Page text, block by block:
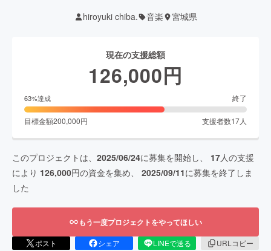
hiroyuki chiba. 音楽 宮城県
現在の支援総額
126,000円
63%達成 終了
目標金額200,000円 支援者数17人
このプロジェクトは、 2025/06/24に募集を開始し、 17人の支援
により 126,000円の資金を集め、 2025/09/11に募集を終了しま
した
もう一度プロジェクトをやってほしい
ポスト シェア LINEで送る
URLコピー